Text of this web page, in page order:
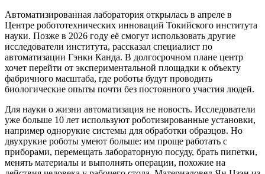
Автоматизированная лаборатория открылась в апреле в
Центре робототехнических инноваций Токийского института
науки. Позже в 2026 году её смогут использовать другие
исследователи института, рассказал специалист по
автоматизации Гэнки Канда. В долгосрочном плане центр
хочет перейти от экспериментальной площадки к объекту
фабричного масштаба, где роботы будут проводить
биологические опыты почти без постоянного участия людей.
Для науки о жизни автоматизация не новость. Исследователи
уже больше 10 лет используют роботизированные установки,
например однорукие системы для обработки образцов. Но
двухрукие роботы умеют больше: им проще работать с
приборами, перемещать лабораторную посуду, брать пипетки,
менять материалы и выполнять операции, похожие на